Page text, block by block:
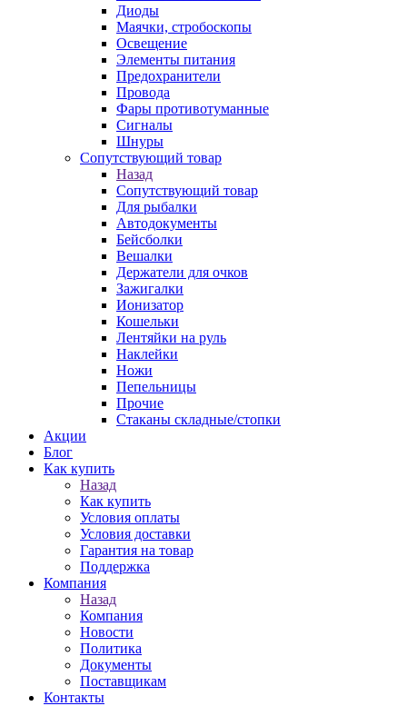
Диоды
Маячки, стробоскопы
Освещение
Элементы питания
Предохранители
Провода
Фары противотуманные
Сигналы
Шнуры
Сопутствующий товар
Назад
Сопутствующий товар
Для рыбалки
Автодокументы
Бейсболки
Вешалки
Держатели для очков
Зажигалки
Ионизатор
Кошельки
Лентяйки на руль
Наклейки
Ножи
Пепельницы
Прочие
Стаканы складные/стопки
Акции
Блог
Как купить
Назад
Как купить
Условия оплаты
Условия доставки
Гарантия на товар
Поддержка
Компания
Назад
Компания
Новости
Политика
Документы
Поставщикам
Контакты